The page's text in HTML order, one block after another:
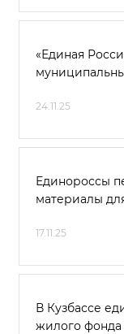
«Единая
24.11.25
Единороссы
материалы
17.11.25
В Кузбассе
жилого фонда